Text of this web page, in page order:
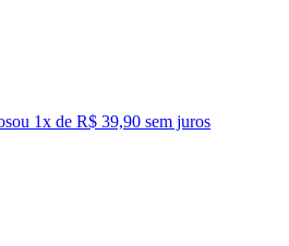
ou 1x de R$ 39,90 sem juros